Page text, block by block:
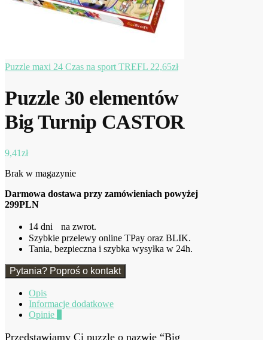
Puzzle maxi 24 Czas na sport TREFL 22,65zł
Puzzle 30 elementów
Big Turnip CASTOR
9,41zł
Brak w magazynie
Darmowa dostawa przy zamówieniach powyżej
299PLN
14 dni na zwrot.
Szybkie przelewy online TPay oraz BLIK.
Tania, bezpieczna i szybka wysyłka w 24h.
Pytania? Poproś o kontakt
Opis
Informacje dodatkowe
Opinie
Przedstawiamy Ci puzzle o nazwie “Big